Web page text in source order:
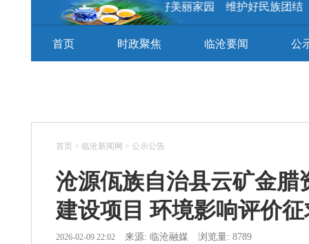
建设好美丽家园 维护好民族团结
首页 时政聚焦 临沧要闻 公
首页 > 临沧新闻网 > 公示公告
沧源佤族自治县云矿金腊
建设项目 环境影响评价
2026-02-09 22:02 来源: 临沧融媒 浏览量: 8789